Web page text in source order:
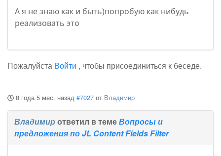
А я не знаю как и быть)попробую как нибудь
реализовать это
Пожалуйста Войти , чтобы присоединиться к беседе.
8 года 5 мес. назад #7027 от Владимир
Владимирответил в темеВопросы и
предложения по JL Content Fields Filter